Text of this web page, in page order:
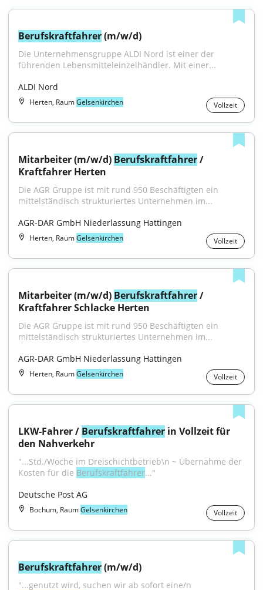
Berufskraftfahrer (m/w/d)
Die Unternehmensgruppe ALDI Nord ist einer der
führenden Lebensmitteleinzelhändler. Mit einer...
ALDI Nord
Herten, RaumGelsenkirchen Vollzeit
Mitarbeiter (m/w/d) Berufskraftfahrer /
Kraftfahrer Herten
Die AGR Gruppe ist mit rund 950 Beschäftigten ein
mittelständisch strukturiertes Unternehmen im...
AGR-DAR GmbH Niederlassung Hattingen
Herten, RaumGelsenkirchen Vollzeit
Mitarbeiter (m/w/d) Berufskraftfahrer /
Kraftfahrer Schlacke Herten
Die AGR Gruppe ist mit rund 950 Beschäftigten ein
mittelständisch strukturiertes Unternehmen im...
AGR-DAR GmbH Niederlassung Hattingen
Herten, RaumGelsenkirchen Vollzeit
LKW-Fahrer / Berufskraftfahrer in Vollzeit für
den Nahverkehr
"...Std./Woche im Dreischichtbetrieb\n ~ Übernahme der
Kosten für die Berufskraftfahrer..."
Deutsche Post AG
Bochum, RaumGelsenkirchen Vollzeit
Berufskraftfahrer (m/w/d)